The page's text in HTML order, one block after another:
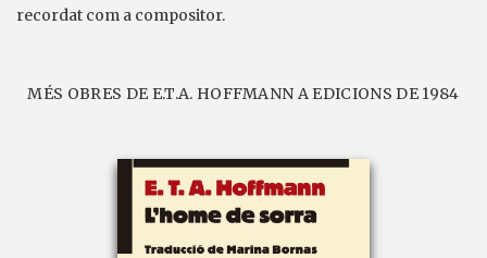
recordat com a compositor.
MÉS OBRES DE E.T.A. HOFFMANN A EDICIONS DE 1984